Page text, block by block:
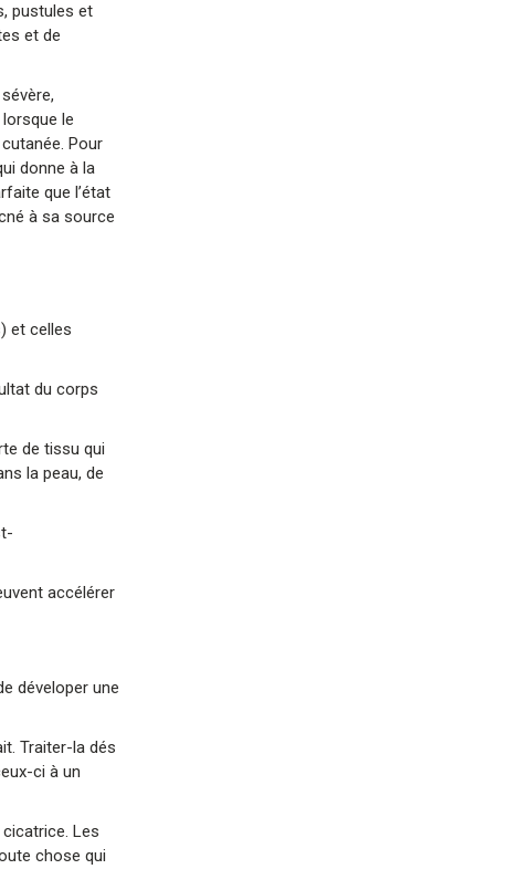
pustules et
et de
le
Pour
donne à la
que l’état
à sa source
et celles
du corps
de tissu qui
la peau, de
accélérer
déveloper une
Traiter-la dés
ci à un
Les
chose qui